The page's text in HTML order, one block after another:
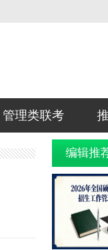
管理类联考
编辑推